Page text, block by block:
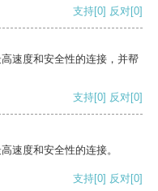
支持[0] 反对[0]
速度和安全性的连接，并帮
支持[0] 反对[0]
速度和安全性的连接。
支持[0] 反对[0]